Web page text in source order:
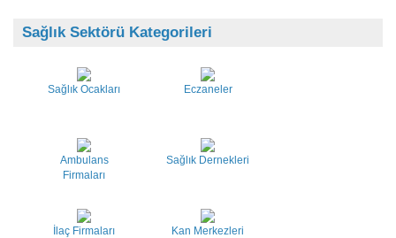
Sağlık Sektörü Kategorileri
Sağlık Ocakları Eczaneler
Ambulans
Firmaları
Sağlık Dernekleri
İlaç Firmaları Kan Merkezleri